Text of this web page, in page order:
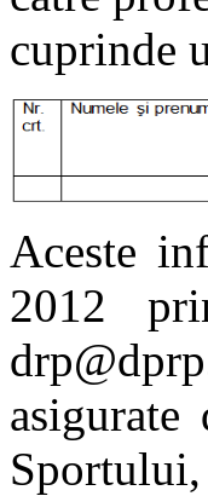
cuprinde
Aceste
2012